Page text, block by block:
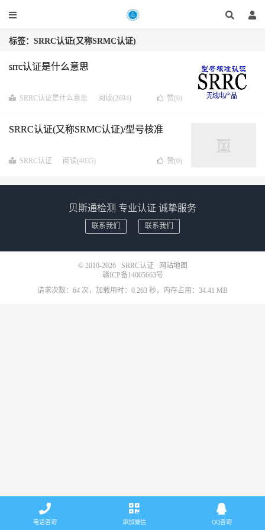
标签：SRRC认证(又称SRMC认证)
srrc认证是什么意思
SRRC认证是什么意思 阅读(2694) 赞(0)
SRRC认证(又称SRMC认证)/型号核准
SRRC认证 阅读(4035) 赞(0)
贝斯通检测 专业认证 诚挚服务
联系我们 联系我们
© 2010-2026 SRRC认证
网站地图
赣ICP备14005663号
请求次数：64 次，加载用时：0.263 秒，内存占用：34.41 MB
电话咨询 添加微信 QQ咨询